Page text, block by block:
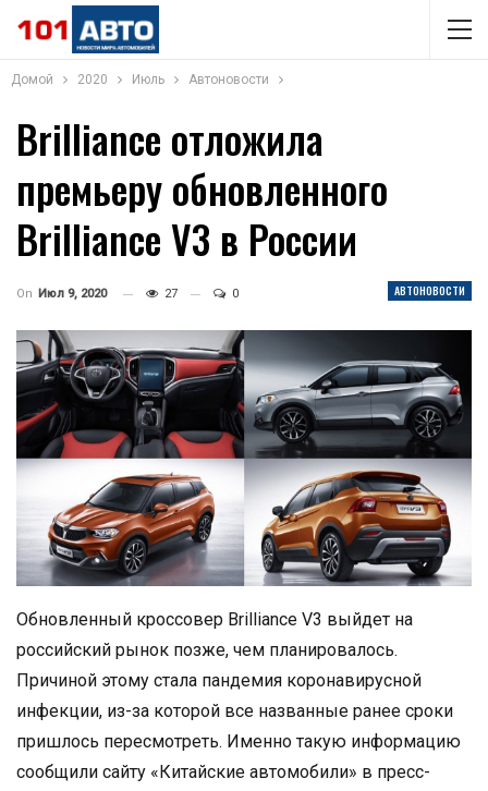
Домой 2020 Июль Автоновости
Brilliance отложила
премьеру обновленного
Brilliance V3 в России
АВТОНОВОСТИ
On Июл 9, 2020 27 0
Обновленный кроссовер Brilliance V3 выйдет на
российский рынок позже, чем планировалось.
Причиной этому стала пандемия коронавирусной
инфекции, из-за которой все названные ранее сроки
пришлось пересмотреть. Именно такую информацию
сообщили сайту «Китайские автомобили» в пресс-